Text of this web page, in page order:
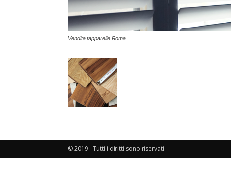
Vendita tapparelle Roma
© 2019 - Tutti i diritti sono riservati